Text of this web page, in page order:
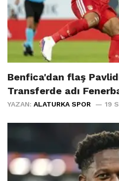
Benfica'dan flaş
Transferde adı
YAZAN: ALATURKA SPOR 19